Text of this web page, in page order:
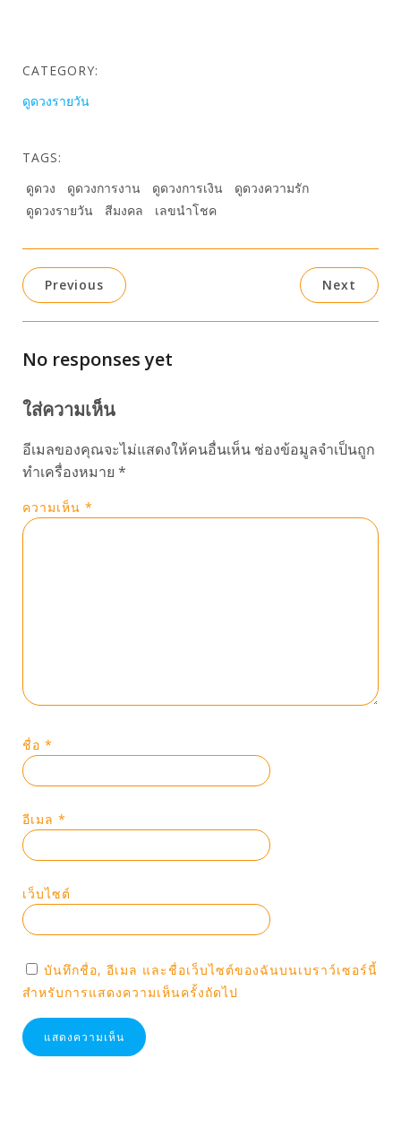
CATEGORY:
ดูดวงรายวัน
TAGS:
ดูดวง
ดูดวงการงาน ดูดวงการเงิน
ดูดวงความรัก
ดูดวงรายวัน
สีมงคล เลขนำโชค
Previous Next
No responses yet
ใส่ความเห็น
อีเมลของคุณจะไม่แสดงให้คนอื่นเห็น ช่องข้อมูลจำเป็นถูก
ทำเครื่องหมาย *
ความเห็น *
ชื่อ *
อีเมล *
เว็บไซต์
บันทึกชื่อ, อีเมล และชื่อเว็บไซต์ของฉันบนเบราว์เซอร์นี้
สำหรับการแสดงความเห็นครั้งถัดไป